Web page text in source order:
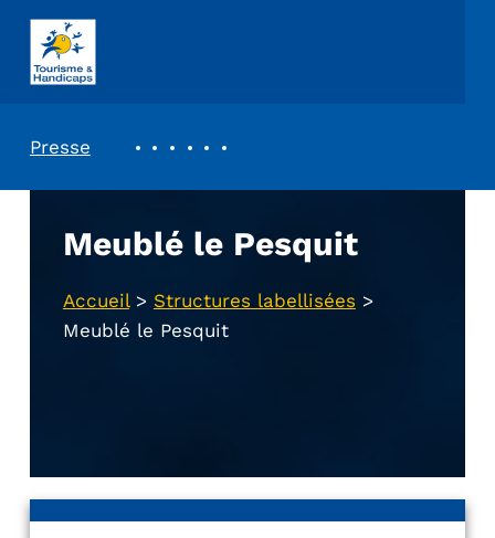
ASSOCIATION TOURISME ET HANDICAPS
Presse
Meublé le Pesquit
Accueil> Structures labellisées >
Meublé le Pesquit